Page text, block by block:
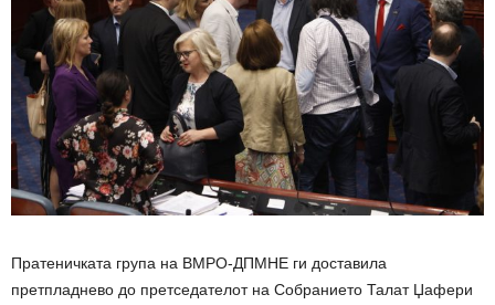
Пратеничката група на ВМРО-ДПМНЕ ги доставила
претпладнево до претседателот на Собранието Талат Џафери